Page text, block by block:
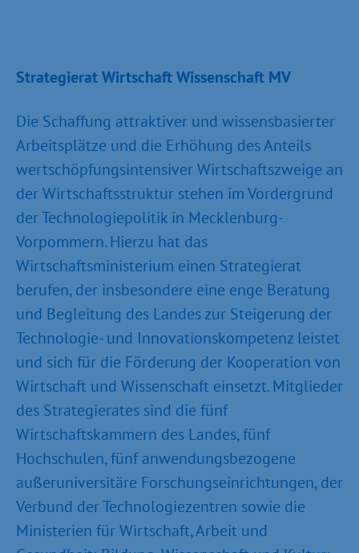
Strategierat Wirtschaft Wissenschaft MV
Die Schaffung attraktiver und wissensbasierter
Arbeitsplätze und die Erhöhung des Anteils
wertschöpfungsintensiver Wirtschaftszweige an
der Wirtschaftsstruktur stehen im Vordergrund
der Technologiepolitik in Mecklenburg-
Vorpommern. Hierzu hat das
Wirtschaftsministerium einen Strategierat
berufen, der insbesondere eine enge Beratung
und Begleitung des Landes zur Steigerung der
Technologie- und Innovationskompetenz leistet
und sich für die Förderung der Kooperation von
Wirtschaft und Wissenschaft einsetzt. Mitglieder
des Strategierates sind die fünf
Wirtschaftskammern des Landes, fünf
Hochschulen, fünf anwendungsbezogene
außeruniversitäre Forschungseinrichtungen, der
Verbund der Technologiezentren sowie die
Ministerien für Wirtschaft, Arbeit und